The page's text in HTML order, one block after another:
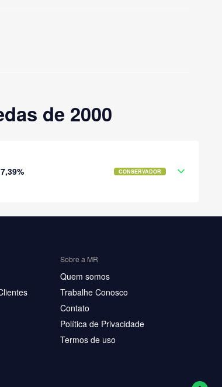
de 2000
CONSERVADOR
Sobre a MR
Quem somos
Trabalhe Conosco
Contato
Política de Privacidade
Termos de uso